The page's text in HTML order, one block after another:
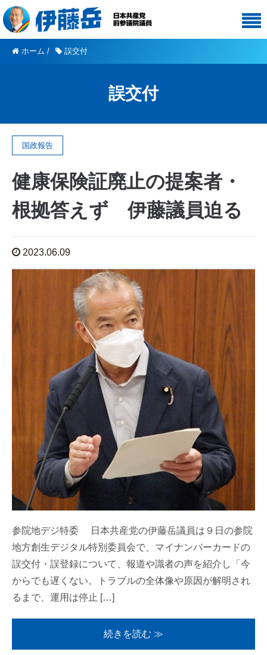
ホーム / 誤交付
誤交付
国政報告
健康保険証廃止の提案者・
根拠答えず 伊藤議員迫る
2023.06.09
参院地デジ特委 日本共産党の伊藤岳議員は９日の参院
地方創生デジタル特別委員会で、マイナンバーカードの
誤交付・誤登録について、報道や識者の声を紹介し「今
からでも遅くない。トラブルの全体像や原因が解明され
るまで、運用は停止 […]
続きを読む ≫